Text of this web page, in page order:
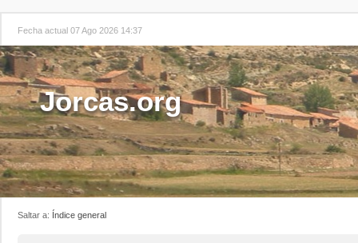
Fecha actual 07 Ago 2026 14:37
Jorcas.org
Saltar a: Índice general